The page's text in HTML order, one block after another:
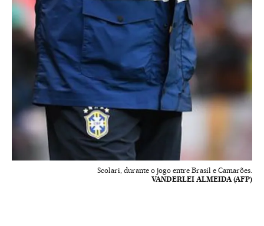
Scolari, durante o jogo entre Brasil e Camarões.
VANDERLEI ALMEIDA (AFP)